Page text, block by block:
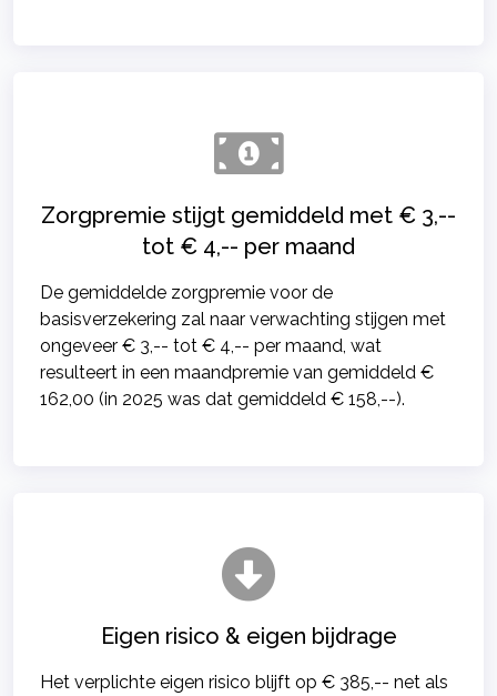
Zorgpremie stijgt gemiddeld met € 3,--
tot € 4,-- per maand
De gemiddelde zorgpremie voor de
basisverzekering zal naar verwachting stijgen met
ongeveer € 3,-- tot € 4,-- per maand, wat
resulteert in een maandpremie van gemiddeld €
162,00 (in 2025 was dat gemiddeld € 158,--).
Eigen risico & eigen bijdrage
Het verplichte eigen risico blijft op € 385,-- net als